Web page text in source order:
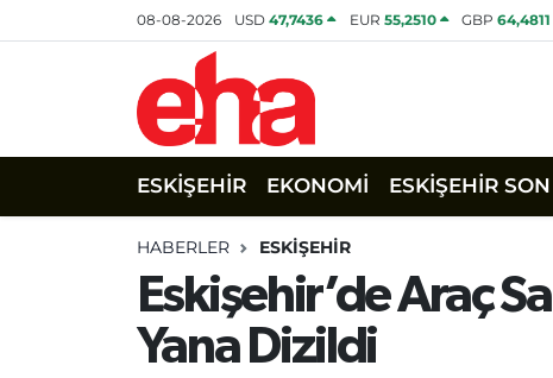
08-08-2026 USD47,7436 EUR 55,2510 GBP64,4811
ESKİŞEHİR EKONOMİ ESKİŞEHİR
HABERLER ESKİŞEHİR
Eskişehir’de Araç
Yana Dizildi